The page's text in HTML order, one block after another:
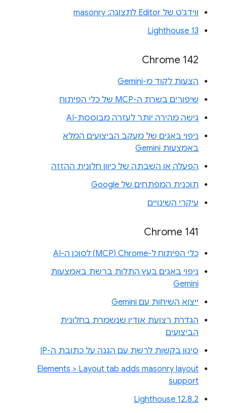
ווידג'ט של Editor לתצוגה: masonry
Lighthouse 13
Chrome 142
הצעות לקוד מ-Gemini
שיפורים בשרת ה-MCP של כלי הפיתוח
גישה מהירה יותר לעזרה מבוססת-AI
ניפוי באגים של מעקב הביצועים המלא
באמצעות Gemini
הפעלה או השבתה של כיוון חלונית ההזזה
תוכנית המפתחים של Google
עיקרי השינויים
Chrome 141
כלי הפיתוח ל-Chrome‏ (MCP) לסוכן ה-AI
ניפוי באגים בעץ התלות ברשת באמצעות
Gemini
ייצוא השיחות עם Gemini
הגדרת רצועת אודיו שנשמרת בחלונית
הביצועים
סינון בקשות לרשת עם הגנה על כתובת ה-IP
Elements > Layout tab adds masonry layout
support
Lighthouse 12.8.2